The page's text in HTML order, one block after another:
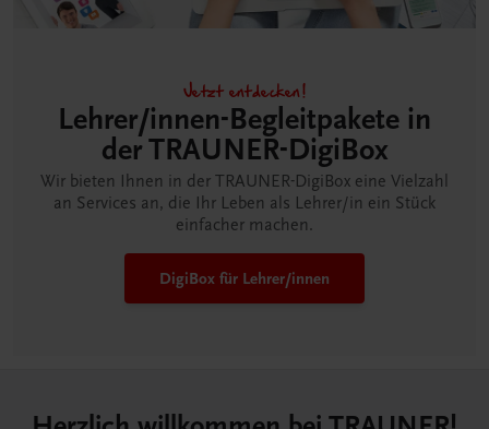
Jetzt entdecken!
Lehrer/innen-Begleitpakete in
der TRAUNER-DigiBox
Wir bieten Ihnen in der TRAUNER-DigiBox eine Vielzahl
an Services an, die Ihr Leben als Lehrer/in ein Stück
einfacher machen.
DigiBox für Lehrer/innen